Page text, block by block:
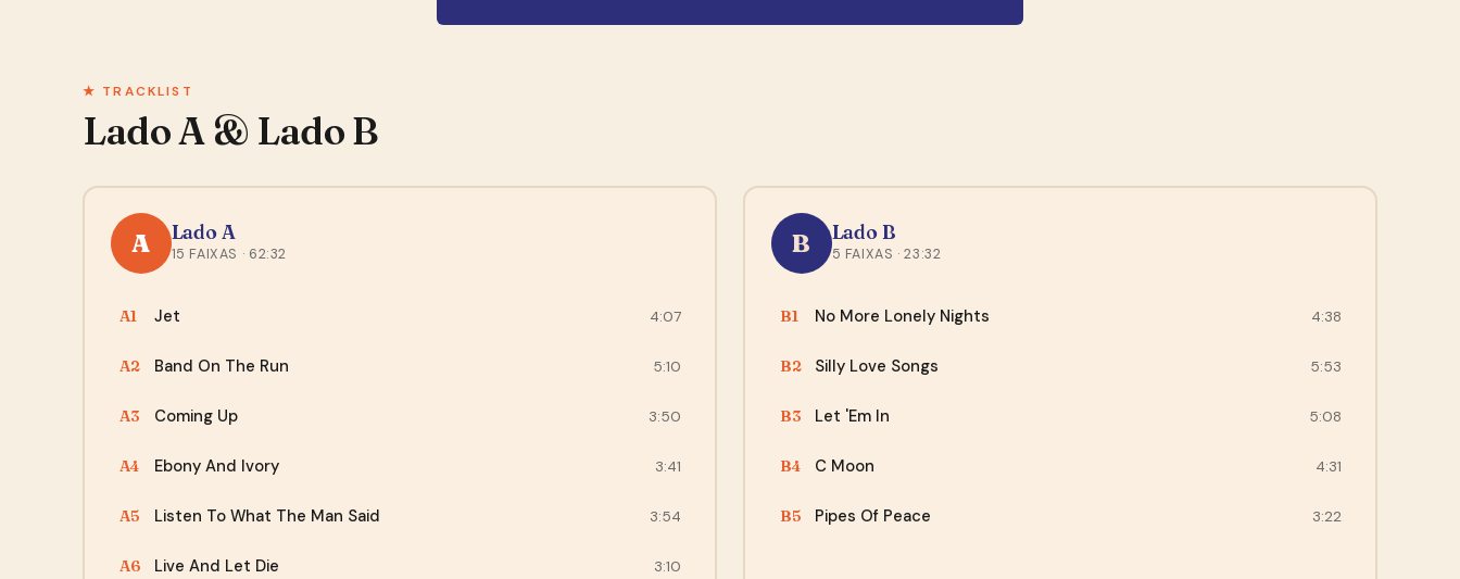
★ TRACKLIST
Lado A & Lado B
A Lado A
15 FAIXAS · 62:32
A1 Jet 4:07
A2 Band On The Run 5:10
A3 Coming Up 3:50
A4 Ebony And Ivory 3:41
A5 Listen To What The Man Said 3:54
A6 Live And Let Die 3:10
B Lado B
5 FAIXAS · 23:32
B1 No More Lonely Nights 4:38
B2 Silly Love Songs 5:53
B3 Let 'Em In 5:08
B4 C Moon 4:31
B5 Pipes Of Peace 3:22